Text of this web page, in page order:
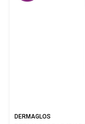
DERMAGLOS